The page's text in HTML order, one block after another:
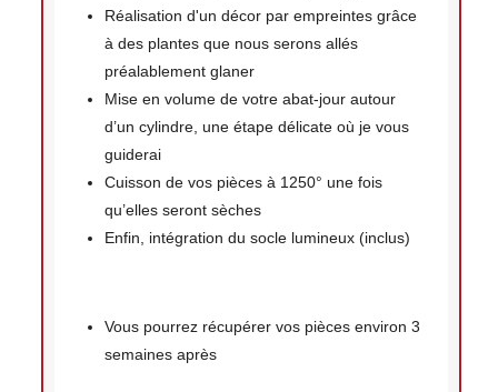
Réalisation d'un décor par empreintes grâce
à des plantes que nous serons allés
préalablement glaner
Mise en volume de votre abat-jour autour
d’un cylindre, une étape délicate où je vous
guiderai
Cuisson de vos pièces à 1250° une fois
qu’elles seront sèches
Enfin, intégration du socle lumineux (inclus)
Vous pourrez récupérer vos pièces environ 3
semaines après